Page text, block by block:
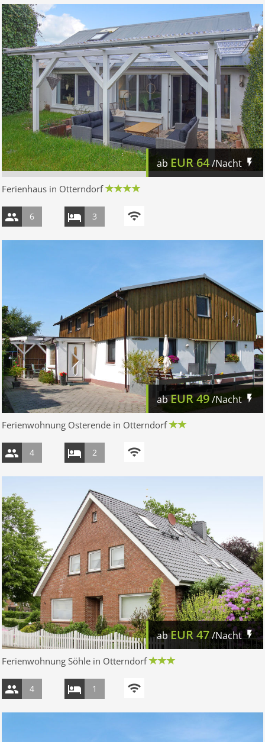
ab EUR64/Nacht
Ferienhaus in Otterndorf
6 3
abEUR49/Nacht
Ferienwohnung Osterende in Otterndorf
4 2
abEUR47/Nacht
Ferienwohnung Söhle in Otterndorf
4 1